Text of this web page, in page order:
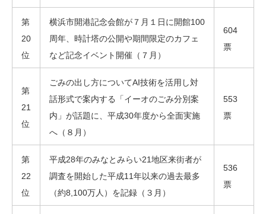
第
20
位
横浜市開港記念会館が７月１日に開館100
周年、時計塔の公開や期間限定のカフェ
など記念イベント開催（７月）
604
票
第
21
位
ごみの出し方についてAI技術を活用し対
話形式で案内する「イーオのごみ分別案
内」が話題に、平成30年度から全面実施
へ（８月）
553
票
第
22
位
平成28年のみなとみらい21地区来街者が
調査を開始した平成11年以来の過去最多
（約8,100万人）を記録（３月）
536
票